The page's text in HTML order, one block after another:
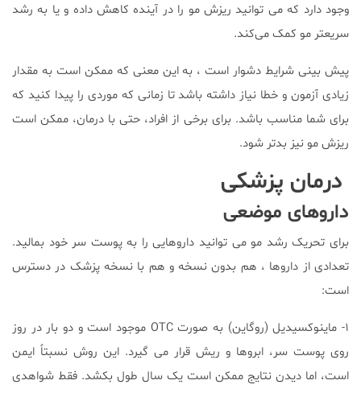
وجود دارد که می توانید ریزش مو را در آینده کاهش داده و یا به رشد
سریعتر مو کمک می‌کند.
پیش بینی شرایط دشوار است ، به این معنی که ممکن است به مقدار
زیادی آزمون و خطا نیاز داشته باشد تا زمانی که موردی را پیدا کنید که
برای شما مناسب باشد. برای برخی از افراد، حتی با درمان، ممکن است
ریزش مو نیز بدتر شود.
درمان پزشکی
داروهای موضعی
برای تحریک رشد مو می توانید داروهایی را به پوست سر خود بمالید.
تعدادی از داروها ، هم بدون نسخه و هم با نسخه پزشک در دسترس
است:
۱- ماینوکسیدیل (روگاین) به صورت OTC موجود است و دو بار در روز
روی پوست سر، ابروها و ریش قرار می گیرد. این روش نسبتاً ایمن
است، اما دیدن نتایج ممکن است یک سال طول بکشد. فقط شواهدی